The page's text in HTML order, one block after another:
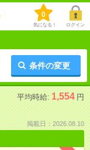
0
気になる！ ログイン
条件の変更
平均時給: 1,554 円
掲載日：2026.08.10